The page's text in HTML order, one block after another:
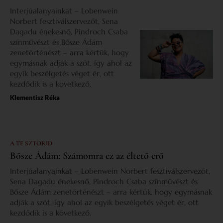
Interjúalanyainkat – Lobenwein
Norbert fesztiválszervezőt, Sena
Dagadu énekesnő, Pindroch Csaba
színművészt és Bősze Ádám
zenetörténészt – arra kértük, hogy
egymásnak adják a szót, így ahol az
egyik beszélgetés véget ér, ott
kezdődik is a következő.
Klementisz Réka
A TE SZTORID
Bősze Ádám: Számomra ez az éltető erő
Interjúalanyainkat – Lobenwein Norbert fesztiválszervezőt,
Sena Dagadu énekesnő, Pindroch Csaba színművészt és
Bősze Ádám zenetörténészt – arra kértük, hogy egymásnak
adják a szót, így ahol az egyik beszélgetés véget ér, ott
kezdődik is a következő.